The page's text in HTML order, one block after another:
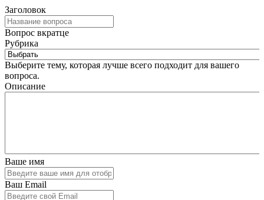
Заголовок
Вопрос вкратце
Рубрика
Выберите тему, которая лучше всего подходит для вашего
вопроса.
Описание
Ваше имя
Ваш Email